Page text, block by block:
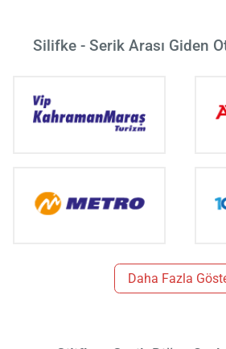
Silifke - Serik Arası Giden
Daha Fazla